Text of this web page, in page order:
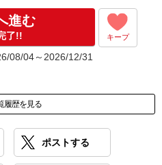
進む
了!! キープ
08/04～2026/12/31
履歴を見る
ポストする